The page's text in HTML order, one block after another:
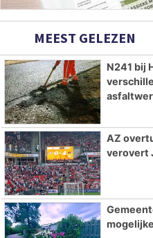
MEEST GELEZEN
N241 bij
AZ
verovert